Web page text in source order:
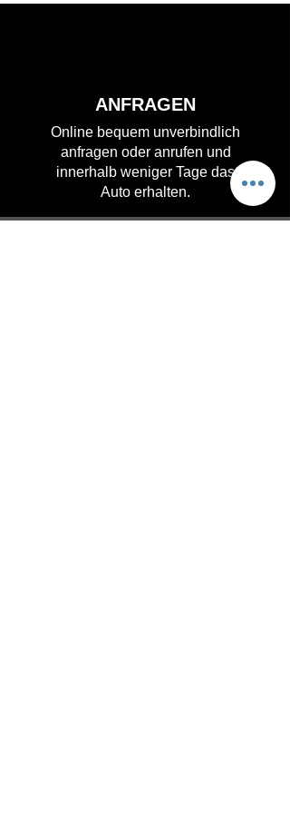
ANFRAGEN
Online bequem unverbindlich
anfragen oder anrufen und
innerhalb weniger Tage das
Auto erhalten.